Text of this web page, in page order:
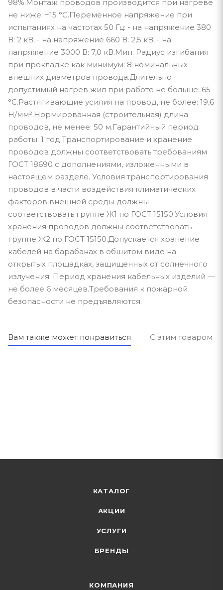
98%.Монтаж проводов производится при нагреве
не ниже: −15 °С.Переменное напряжение при
испытаниях на частотах 50 Гц: - на напряжение 380
В: 2 кВ; - на напряжение 660 В: 2,5 кВ; - на
напряжение 3000 В: 7,0 кВ.Мин. Радиус изгибания
при прокладке как минимум: 8 номинальных
внешних диаметров провода.Длительно
допустимый нагрев жил при работе не больше: 65
°С.Растягивающие усилия на провод, не более: 19,6
Н/мм².Нормированная (строительная) длина
проводов, не менее: 50 м.Гарантийный период
работы: 1 год.Транспортирование и хранение
проводов должны соответствовать требованиям
ГОСТ 18690 с дополнениями, изложенными в
настоящем разделе. Условия транспортирования
проводов в части воздействия климатических
факторов внешней среды должны
соответствовать группе Ж1 по ГОСТ 15150.Условия
хранения проводов должны соответствовать
группе Ж2 по ГОСТ 15150.Допускается хранение
кабелей на барабанах в обшитом виде на
открытых площадках, защищенных от солнечного
излучения. Период хранения кабельных изделий —
не более 6 месяцев.Требования к пожарной
безопасности не предъявляются.
Вам также может понравиться С этим товаром
КАТАЛОГ
АКЦИИ
УСЛУГИ
БРЕНДЫ
КОМПАНИЯ